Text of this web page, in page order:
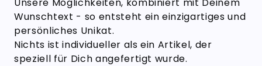
Wunschtext - so entsteht ein einzigartiges und
persönliches Unikat.
Nichts ist individueller als ein Artikel, der
speziell für Dich angefertigt wurde.